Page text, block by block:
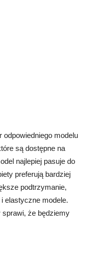
modelu
są dostępne na
najlepiej pasuje do
preferują bardziej
podtrzymanie,
elastyczne modele.
że będziemy